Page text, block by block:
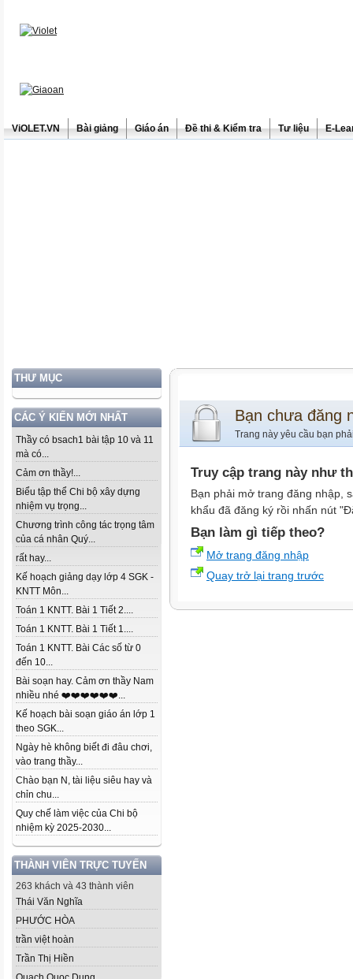
ViOLET.VN Bài giảng Giáo án Đề thi & Kiểm tra Tư liệu E-
THƯ MỤC
CÁC Ý KIẾN MỚI NHẤT
Thầy có bsach1 bài tập 10 và 11
mà có...
Cảm ơn thầy!...
Biểu tập thể Chi bộ xây dựng
nhiệm vụ trọng...
Chương trình công tác trọng tâm
của cá nhân Quý...
rất hay...
Kế hoạch giảng dạy lớp 4 SGK -
KNTT Môn...
Toán 1 KNTT. Bài 1 Tiết 2....
Toán 1 KNTT. Bài 1 Tiết 1....
Toán 1 KNTT. Bài Các số từ 0
đến 10...
Bài soạn hay. Cảm ơn thầy Nam
nhiều nhé ❤️❤️❤️❤️❤️❤️...
Kế hoạch bài soạn giáo án lớp 1
theo SGK...
Ngày hè không biết đi đâu chơi,
vào trang thầy...
Chào bạn N, tài liệu siêu hay và
chỉn chu...
Quy chế làm việc của Chi bộ
nhiệm kỳ 2025-2030...
THÀNH VIÊN TRỰC TUYẾN
263 khách và 43 thành viên
Thái Văn Nghĩa
PHƯỚC HÒA
trần việt hoàn
Trần Thị Hiền
Bạn chưa đăng
Trang này yêu cầu bạn
Truy cập trang này như
Bạn phải mở trang đăng nhập,
khẩu đã đăng ký rồi nhấn nút
Bạn làm gì tiếp theo?
Mở trang đăng nhập
Quay trở lại trang trước